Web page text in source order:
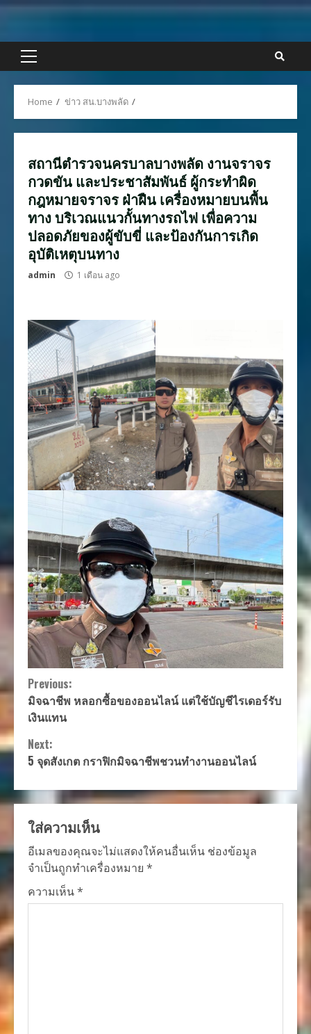
Skip
content
Primary
Home ข่าว สน.บางพลัด
สถานีตำรวจนครบาลบางพลัด งานจราจร
กวดขัน และประชาสัมพันธ์ ผู้กระทำผิด
กฎหมายจราจร ฝ่าฝืน เครื่องหมายบนพื้น
ทาง บริเวณแนวกั้นทางรถไฟ เพื่อความ
ปลอดภัยของผู้ขับขี่ และป้องกันการเกิด
อุบัติเหตุบนทาง
admin 1 เดือน ago
Continue
Reading
Previous:
มิจฉาชีพ หลอกซื้อของออนไลน์ แต่ใช้บัญชีไรเดอร์รับ
เงินแทน
Next:
5 จุดสังเกต กราฟิกมิจฉาชีพชวนทำงานออนไลน์
ใส่ความเห็น
อีเมลของคุณจะไม่แสดงให้คนอื่นเห็น ช่องข้อมูล
จำเป็นถูกทำเครื่องหมาย *
ความเห็น*